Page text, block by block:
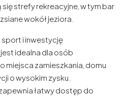
strefy rekreacyjne, w tym bar
wokół jeziora.
sport i inwestycję
idealna dla osób
miejsca zamieszkania, domu
o wysokim zysku.
łatwy dostęp do